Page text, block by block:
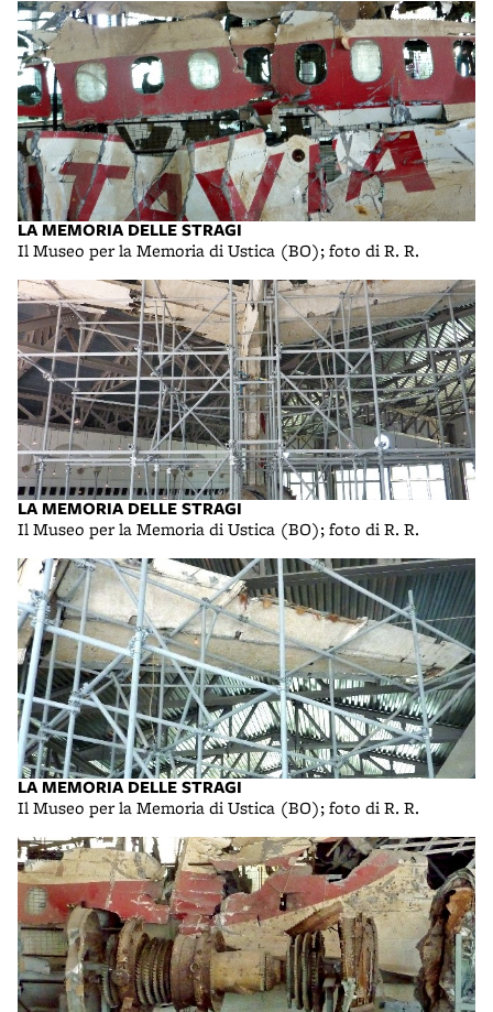
LA MEMORIA DELLE STRAGI
Il Museo per la Memoria di Ustica (BO); foto di R. R.
LA MEMORIA DELLE STRAGI
Il Museo per la Memoria di Ustica (BO); foto di R. R.
LA MEMORIA DELLE STRAGI
Il Museo per la Memoria di Ustica (BO); foto di R. R.